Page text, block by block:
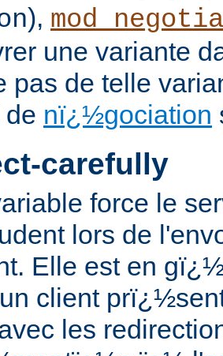
),
une variante
pas de telle
de nï¿½gociation
carefully
force le
lors de
Elle est en
client
les